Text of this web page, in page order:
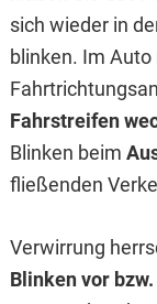
sich wieder in
blinken. Im
Fahrstreifen
Blinken beim
fließenden
Verwirrung
Blinken vor